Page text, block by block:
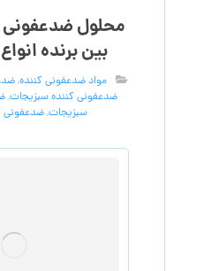
محلول ضدعفونی
بین برنده
مواد ضدعفونی کننده,
ضدعفونی کننده سبزیجات,
سبزیجات,ضدعفونی